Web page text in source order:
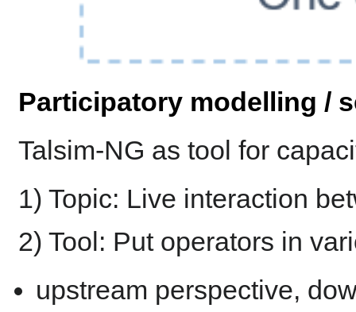
Participatory modelling /
Talsim-NG as tool for
1) Topic: Live interaction
2) Tool: Put operators in
upstream perspective,